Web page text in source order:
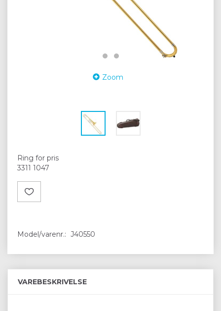
Zoom
Ring for pris
3311 1047
Model/varenr.: J40550
VAREBESKRIVELSE